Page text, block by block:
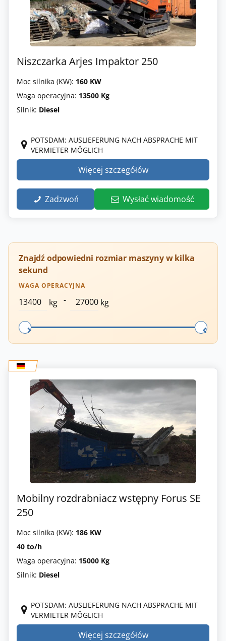
Niszczarka Arjes Impaktor 250
Moc silnika (KW): 160 KW
Waga operacyjna: 13500 Kg
Silnik: Diesel
POTSDAM: AUSLIEFERUNG NACH ABSPRACHE MIT
VERMIETER MÖGLICH
Więcej szczegółów
Zadzwoń Wysłać wiadomość
Znajdź odpowiedni rozmiar maszyny w kilka
sekund
WAGA OPERACYJNA
kg - kg
Mobilny rozdrabniacz wstępny Forus SE
250
Moc silnika (KW): 186 KW
40 to/h
Waga operacyjna: 15000 Kg
Silnik: Diesel
POTSDAM: AUSLIEFERUNG NACH ABSPRACHE MIT
VERMIETER MÖGLICH
Więcej szczegółów